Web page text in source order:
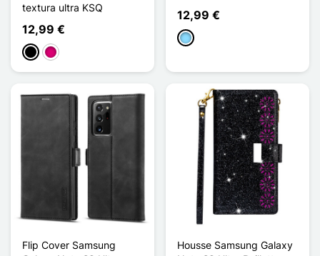
textura ultra KSQ
12,99 €
NegroMagenta
12,99 €
Azul claro
Flip Cover Samsung
Housse Samsung Galaxy